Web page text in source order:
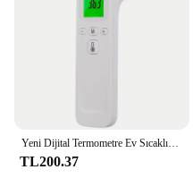
Yeni Dijital Termometre Ev Sıcaklık Ölçümü Tıbbi temassız Kızılötesi Lazer Sıcaklık Tabancası Test Cihazı-50-500
TL200.37